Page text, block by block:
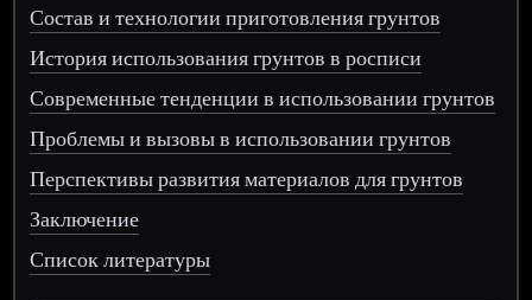
Состав и технологии приготовления грунтов
История использования грунтов в росписи
Современные тенденции в использовании грунтов
Проблемы и вызовы в использовании грунтов
Перспективы развития материалов для грунтов
Заключение
Список литературы